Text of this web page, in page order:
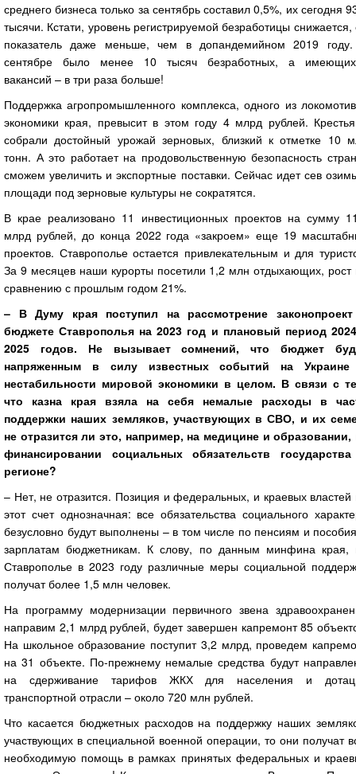
среднего бизнеса только за сентябрь составил 0,5%, их сегодня
тысячи. Кстати, уровень регистрируемой безработицы снижается,
показатель даже меньше, чем в допандемийном 2019
сентябре было менее 10 тысяч безработных, а
вакансий – в три раза больше!
Поддержка агропромышленного комплекса, одного из
экономики края, превысит в этом году 4 млрд рублей.
собрали достойный урожай зерновых, близкий к отметке 10
тонн. А это работает на продовольственную безопасность
сможем увеличить и экспортные поставки. Сейчас идет сев
площади под зерновые культуры не сократятся.
В крае реализовано 11 инвестиционных проектов на сумму
млрд рублей, до конца 2022 года «закроем» еще 19
проектов. Ставрополье остается привлекательным и для
За 9 месяцев наши курорты посетили 1,2 млн отдыхающих, рост
сравнению с прошлым годом 21%.
– В Думу края поступил на рассмотрение
бюджете Ставрополья на 2023 год и плановый период
2025 годов. Не вызывает сомнений, что бюджет
напряженным в силу известных событий на
нестабильности мировой экономики в целом. В связи с
что казна края взяла на себя немалые расходы в
поддержки наших земляков, участвующих в СВО, и их
не отразится ли это, например, на медицине и образовании,
финансировании социальных обязательств
регионе?
– Нет, не отразится. Позиция и федеральных, и краевых властей
этот счет однозначная: все обязательства социального
безусловно будут выполнены – в том числе по пенсиям и
зарплатам бюджетникам. К слову, по данным минфина края,
Ставрополье в 2023 году различные меры социальной
получат более 1,5 млн человек.
На программу модернизации первичного звена
направим 2,1 млрд рублей, будет завершен капремонт 85
На школьное образование поступит 3,2 млрд, проведем
на 31 объекте. По-прежнему немалые средства будут
на сдерживание тарифов ЖКХ для населения и
транспортной отрасли – около 720 млн рублей.
Что касается бюджетных расходов на поддержку наших
участвующих в специальной военной операции, то они получат
необходимую помощь в рамках принятых федеральных и